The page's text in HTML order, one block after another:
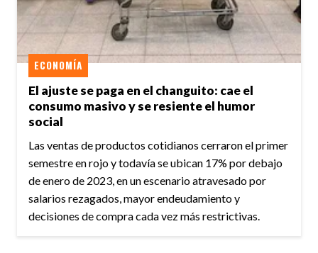
El ajuste se paga en el changuito: cae el
consumo masivo y se resiente el humor
social
ECONOMÍA
Las ventas de productos cotidianos cerraron el primer
semestre en rojo y todavía se ubican 17% por debajo
de enero de 2023, en un escenario atravesado por
salarios rezagados, mayor endeudamiento y
decisiones de compra cada vez más restrictivas.